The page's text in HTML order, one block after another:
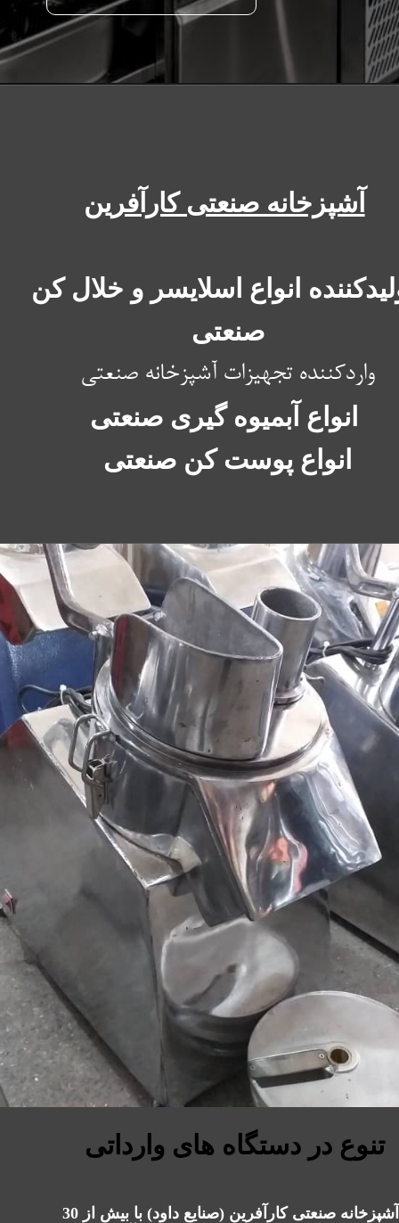
آشپزخانه صنعتی کارآفرین (صنایع داود) با بیش از 30
تنوع در دستگاه های وارداتی
آشپزخانه صنعتی کارآفرین
انواع اسلایسر و خلال کن
صنعتی
واردکننده تجهیزات آشپزخانه صنعتی
انواع آبمیوه گیری صنعتی
انواع پوست کن صنعتی